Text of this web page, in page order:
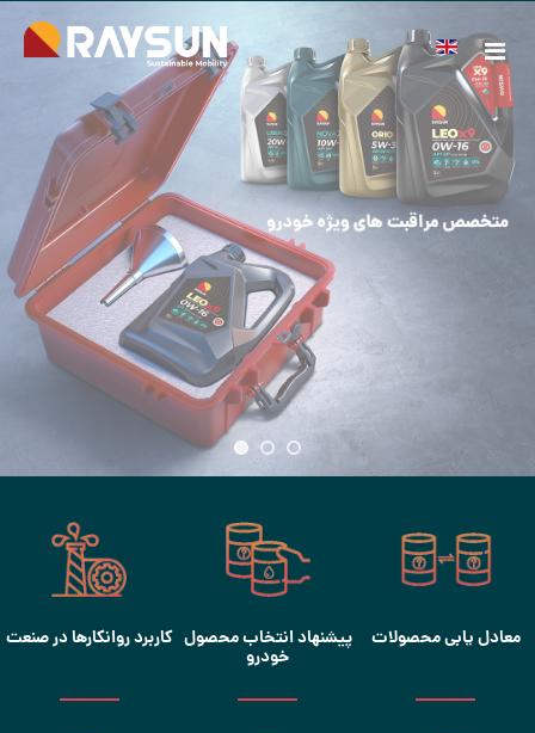
معادل یابی محصولات پیشنهاد انتخاب محصول
خودرو
کاربرد روانکارها در صنعت